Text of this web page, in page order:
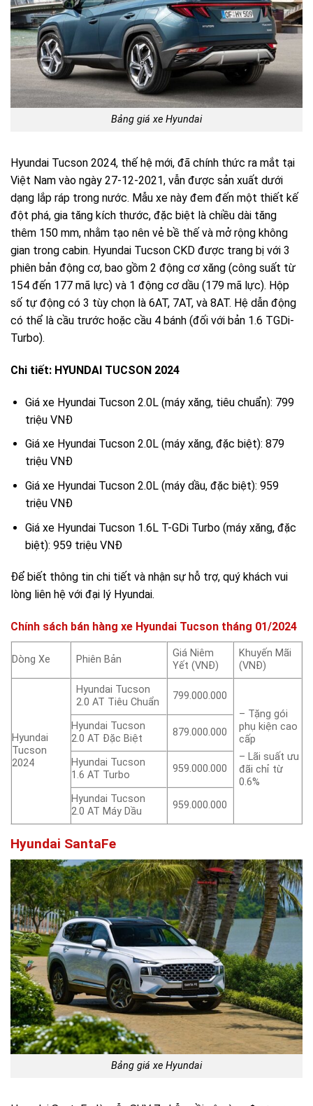
Bảng giá xe Hyundai
Hyundai Tucson 2024, thế hệ mới, đã chính thức ra mắt tại
Việt Nam vào ngày 27-12-2021, vẫn được sản xuất dưới
dạng lắp ráp trong nước. Mẫu xe này đem đến một thiết kế
đột phá, gia tăng kích thước, đặc biệt là chiều dài tăng
thêm 150 mm, nhằm tạo nên vẻ bề thế và mở rộng không
gian trong cabin. Hyundai Tucson CKD được trang bị với 3
phiên bản động cơ, bao gồm 2 động cơ xăng (công suất từ
154 đến 177 mã lực) và 1 động cơ dầu (179 mã lực). Hộp
số tự động có 3 tùy chọn là 6AT, 7AT, và 8AT. Hệ dẫn động
có thể là cầu trước hoặc cầu 4 bánh (đối với bản 1.6 TGDi-
Turbo).
Chi tiết: HYUNDAI TUCSON 2024
Giá xe Hyundai Tucson 2.0L (máy xăng, tiêu chuẩn): 799
triệu VNĐ
Giá xe Hyundai Tucson 2.0L (máy xăng, đặc biệt): 879
triệu VNĐ
Giá xe Hyundai Tucson 2.0L (máy dầu, đặc biệt): 959
triệu VNĐ
Giá xe Hyundai Tucson 1.6L T-GDi Turbo (máy xăng, đặc
biệt): 959 triệu VNĐ
Để biết thông tin chi tiết và nhận sự hỗ trợ, quý khách vui
lòng liên hệ với đại lý Hyundai.
Chính sách bán hàng xe Hyundai Tucson tháng 01/2024
Dòng Xe Phiên Bản
Giá Niêm
Yết (VNĐ)
Khuyến Mãi
(VNĐ)
Hyundai
Tucson
2024
Hyundai Tucson
2.0 AT Tiêu Chuẩn
799.000.000
– Tặng gói
phụ kiện cao
cấp
– Lãi suất ưu
đãi chỉ từ
0.6%
Hyundai Tucson
2.0 AT Đặc Biệt
879.000.000
Hyundai Tucson
1.6 AT Turbo
959.000.000
Hyundai Tucson
2.0 AT Máy Dầu
959.000.000
Hyundai SantaFe
Bảng giá xe Hyundai